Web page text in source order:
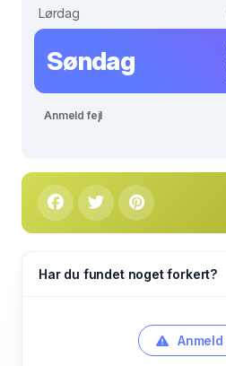
Lørdag
Søndag
Anmeld fejl
Har du fundet noget forkert?